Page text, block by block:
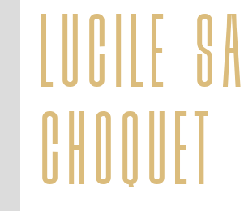
lucile
choquet